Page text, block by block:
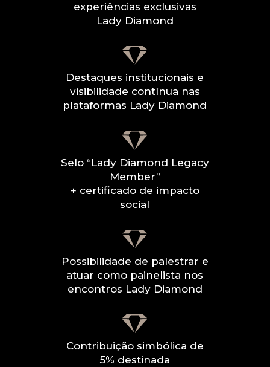
experiências exclusivas
Lady Diamond
Destaques institucionais e
visibilidade contínua nas
plataformas Lady Diamond
Selo “Lady Diamond Legacy
Member”
+ certificado de impacto
social
Possibilidade de palestrar e
atuar como painelista nos
encontros Lady Diamond
Contribuição simbólica de
5% destinada